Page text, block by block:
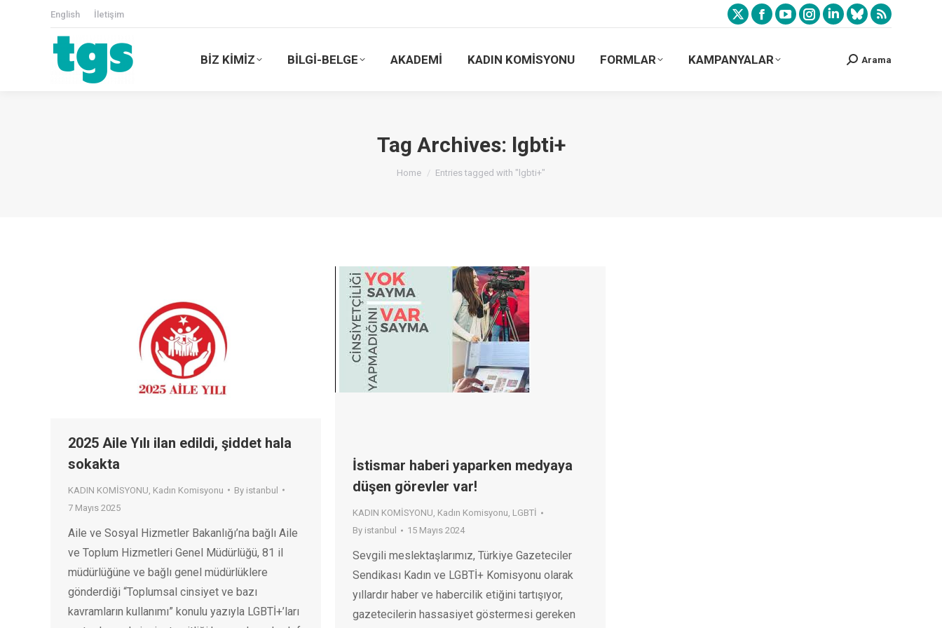
English İletişim
BİZ KİMİZ BİLGİ-BELGE AKADEMİ KADIN KOMİSYONU FORMLAR KAMPANYALAR Arama
Tag Archives: lgbti+
You are here:
Home Entries tagged with "lgbti+"
2025 Aile Yılı ilan edildi, şiddet hala
sokakta
KADIN KOMİSYONU Kadın Komisyonu By istanbul
7 Mayıs 2025
Aile ve Sosyal Hizmetler Bakanlığı’na bağlı Aile
ve Toplum Hizmetleri Genel Müdürlüğü, 81 il
müdürlüğüne ve bağlı genel müdürlüklere
gönderdiği “Toplumsal cinsiyet ve bazı
kavramların kullanımı” konulu yazıyla LGBTİ+’ları
İstismar haberi yaparken medyaya
düşen görevler var!
KADIN KOMİSYONU, Kadın Komisyonu, LGBTİ
By istanbul 15 Mayıs 2024
Sevgili meslektaşlarımız, Türkiye Gazeteciler
Sendikası Kadın ve LGBTİ+ Komisyonu olarak
yıllardır haber ve habercilik etiğini tartışıyor,
gazetecilerin hassasiyet göstermesi gereken